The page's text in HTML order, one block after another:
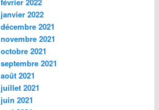
janvier 2022
décembre 2021
novembre 2021
octobre 2021
septembre 2021
août 2021
juillet 2021
juin 2021